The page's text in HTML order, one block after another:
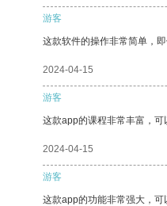
游客
这款软件的操作非常简单，
2024-04-15
游客
这款app的课程非常丰富，可
2024-04-15
游客
这款app的功能非常强大，可